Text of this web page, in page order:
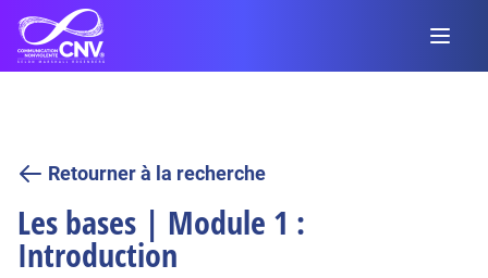
Retourner à la recherche
Les bases | Module 1 :
Introduction